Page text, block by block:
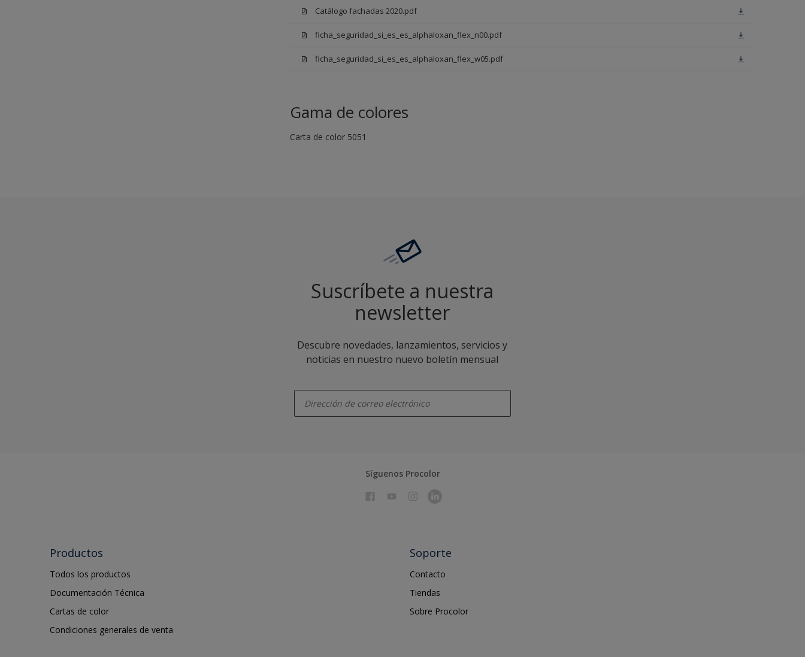
Catálogo fachadas 2020.pdf
ficha_seguridad_si_es_es_alphaloxan_flex_n00.pdf
ficha_seguridad_si_es_es_alphaloxan_flex_w05.pdf
Gama de colores
Carta de color 5051
Suscríbete a nuestra
newsletter
Descubre novedades, lanzamientos, servicios y
noticias en nuestro nuevo boletín mensual
Síguenos Procolor
Productos
Todos los productos
Documentación Técnica
Cartas de color
Condiciones generales de venta
Soporte
Contacto
Tiendas
Sobre Procolor